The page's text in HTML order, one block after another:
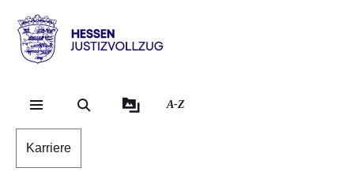
Hessen
Justizvollzug
A-Z
Karriere